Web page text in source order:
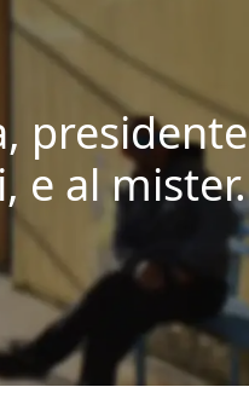
presidente
e al mister.